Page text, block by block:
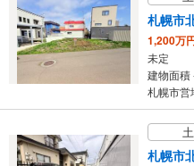
札幌市
1,200万
未定
建物面積
札幌市